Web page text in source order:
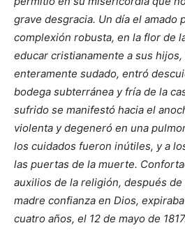
grave desgracia. Un día el amado
complexión robusta, en la flor de
educar cristianamente a sus
enteramente sudado, entró
bodega subterránea y fría de la
sufrido se manifestó hacia el
violenta y degeneró en una
los cuidados fueron inútiles, y a
las puertas de la muerte.
auxilios de la religión, después
madre confianza en Dios,
cuatro años, el 12 de mayo de